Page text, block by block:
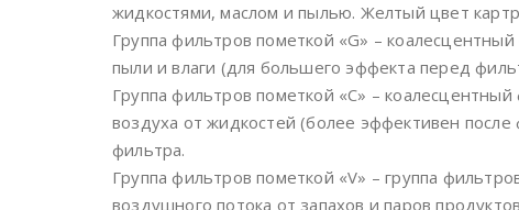
жидкостями, маслом и пылью. Желтый цвет
Группа фильтров пометкой «G» –
пыли и влаги (для большего эффекта перед
Группа фильтров пометкой «C» –
воздуха от жидкостей (более эффективен
фильтра.
Группа фильтров пометкой «V» – группа
воздушного потока от запахов и паров